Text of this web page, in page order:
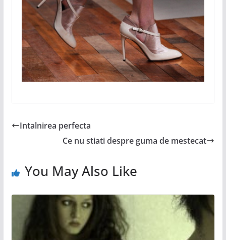
Intalnirea perfecta
Ce nu stiati despre guma de mestecat
You May Also Like